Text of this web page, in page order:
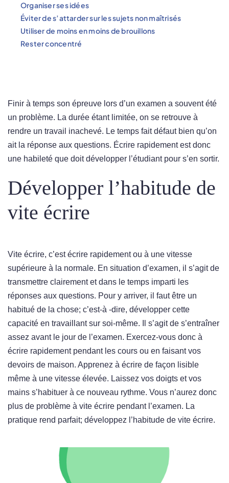
Organiser ses idées
Éviter de s’attarder sur les sujets non maîtrisés
Utiliser de moins en moins de brouillons
Rester concentré
Finir à temps son épreuve lors d’un examen a souvent été
un problème. La durée étant limitée, on se retrouve à
rendre un travail inachevé. Le temps fait défaut bien qu’on
ait la réponse aux questions. Écrire rapidement est donc
une habileté que doit développer l’étudiant pour s’en sortir.
Développer l’habitude de
vite écrire
Vite écrire, c’est écrire rapidement ou à une vitesse
supérieure à la normale. En situation d’examen, il s’agit de
transmettre clairement et dans le temps imparti les
réponses aux questions. Pour y arriver, il faut être un
habitué de la chose; c’est-à -dire, développer cette
capacité en travaillant sur soi-même. Il s’agit de s’entraîner
assez avant le jour de l’examen. Exercez-vous donc à
écrire rapidement pendant les cours ou en faisant vos
devoirs de maison. Apprenez à écrire de façon lisible
même à une vitesse élevée. Laissez vos doigts et vos
mains s’habituer à ce nouveau rythme. Vous n’aurez donc
plus de problème à vite écrire pendant l’examen. La
pratique rend parfait; développez l’habitude de vite écrire.